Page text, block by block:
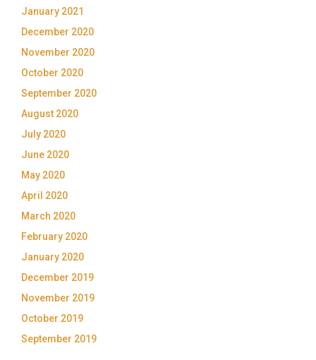
January 2021
December 2020
November 2020
October 2020
September 2020
August 2020
July 2020
June 2020
May 2020
April 2020
March 2020
February 2020
January 2020
December 2019
November 2019
October 2019
September 2019